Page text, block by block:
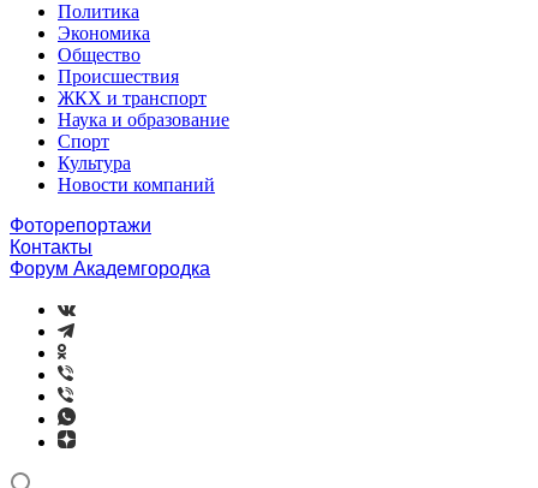
Политика
Экономика
Общество
Происшествия
ЖКХ и транспорт
Наука и образование
Спорт
Культура
Новости компаний
Фоторепортажи
Контакты
Форум Академгородка